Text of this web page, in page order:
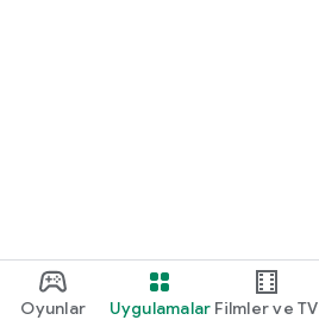
Oyunlar Uygulamalar Filmler ve TV